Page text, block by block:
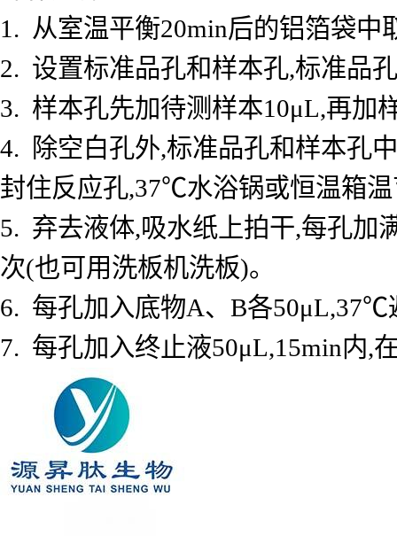
1. 从室温平衡20min后的铝箔袋
2. 设置标准品孔和样本孔,标准品
3. 样本孔先加待测样本10μL,再加
4. 除空白孔外,标准品孔和样本孔
封住反应孔,37℃水浴锅或恒温箱温
5. 弃去液体,吸水纸上拍干,每孔加
次(也可用洗板机洗板)。
6. 每孔加入底物A、B各50μL,37℃
7. 每孔加入终止液50μL,15min内,